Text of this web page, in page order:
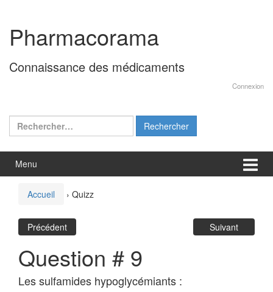
contenu
menu
principal
Pharmacorama
Connaissance des médicaments
Connexion
Rechercher :
Menu
Accueil › Quizz
Précédent Suivant
Question # 9
Les sulfamides hypoglycémiants :